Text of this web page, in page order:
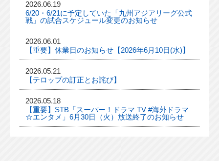
2026.06.19
6/20・6/21に予定していた「九州アジアリーグ公式
戦」の試合スケジュール変更のお知らせ
2026.06.01
【重要】休業日のお知らせ【2026年6月10日(水)】
2026.05.21
【テロップの訂正とお詫び】
2026.05.18
【重要】STB「スーパー！ドラマ TV #海外ドラマ
☆エンタメ」6月30日（火）放送終了のお知らせ